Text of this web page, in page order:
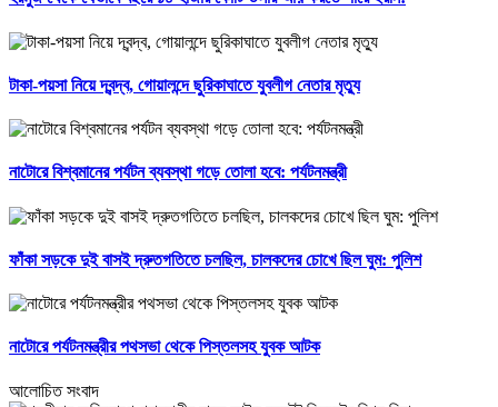
টাকা-পয়সা নিয়ে দ্বন্দ্ব, গোয়ালন্দে ছুরিকাঘাতে যুবলীগ নেতার মৃত্যু
নাটোরে বিশ্বমানের পর্যটন ব্যবস্থা গড়ে তোলা হবে: পর্যটনমন্ত্রী
ফাঁকা সড়কে দুই বাসই দ্রুতগতিতে চলছিল, চালকদের চোখে ছিল ঘুম: পুলিশ
নাটোরে পর্যটনমন্ত্রীর পথসভা থেকে পিস্তলসহ যুবক আটক
আলোচিত সংবাদ